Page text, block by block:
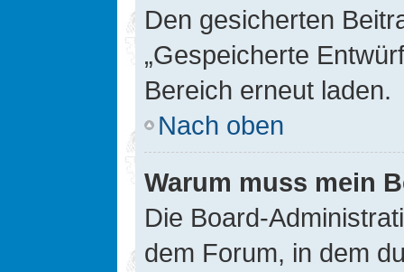
Den gesicherten
„Gespeicherte
Bereich erneut laden.
Nach oben
Warum muss mein
Die Board-
dem Forum, in dem